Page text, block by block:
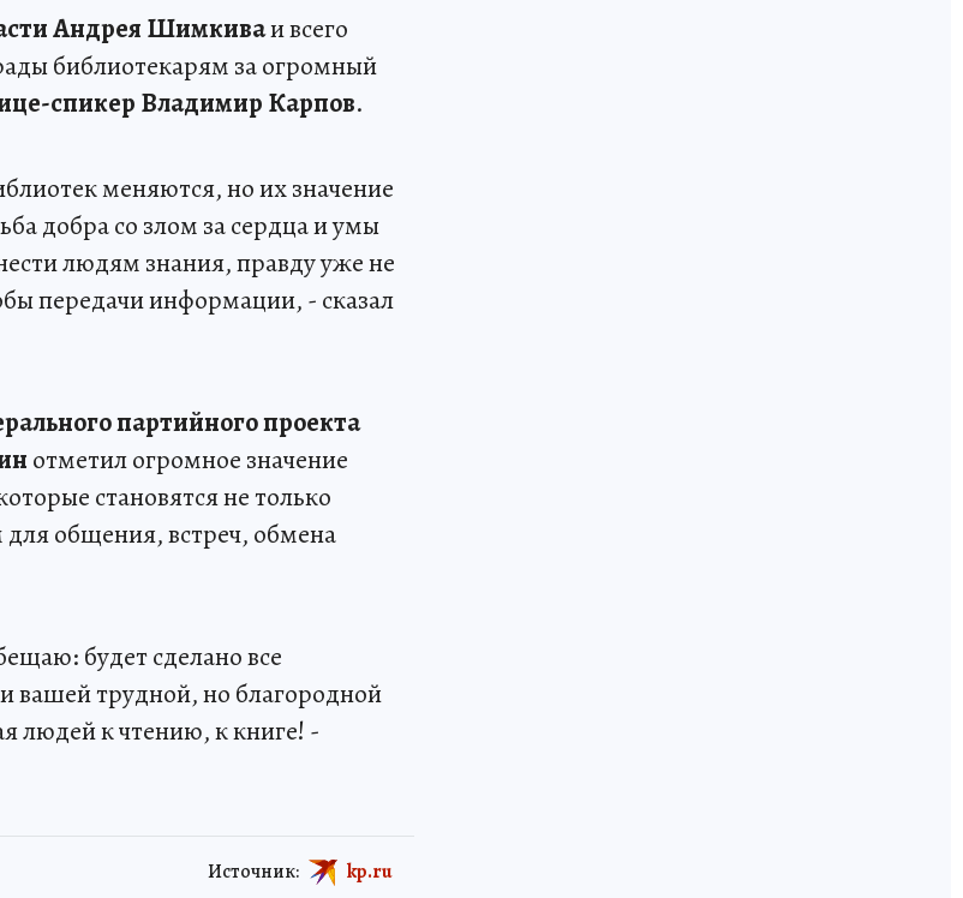
Андрея Шимкиваи всего
библиотекарям за огромный
спикерВладимир Карпов.
меняются, но их значение
добра со злом за сердца и умы
людям знания, правду уже не
передачи информации, - сказал
партийного проекта
отметил огромное значение
становятся не только
общения, встреч, обмена
будет сделано все
вашей трудной, но благородной
людей к чтению, к книге! -
Источник: kp.ru